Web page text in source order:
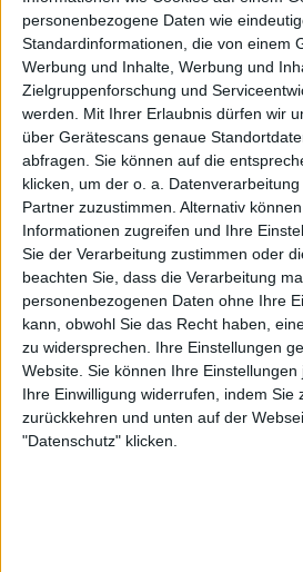
personenbezogene Daten wie
Standardinformationen, die von einem
Werbung und Inhalte, Werbung und
Zielgruppenforschung und
werden.
Mit Ihrer Erlaubnis dürfen wir
über Gerätescans genaue
abfragen. Sie können auf die
klicken, um der o. a.
Partner zuzustimmen. Alternativ
Informationen zugreifen und Ihre
Sie der Verarbeitung zustimmen oder
beachten Sie, dass die Verarbeitung
personenbezogenen Daten ohne Ihre
kann, obwohl Sie das Recht haben,
zu widersprechen. Ihre Einstellungen
Website. Sie können Ihre
Ihre Einwilligung widerrufen, indem Sie
zurückkehren und unten auf der
"Datenschutz" klicken.